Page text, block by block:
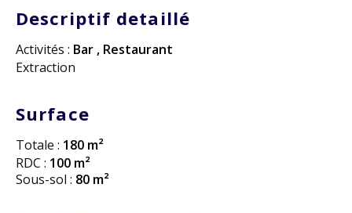
Descriptif detaillé
Activités : Bar , Restaurant
Extraction
Surface
Totale : 180 m²
RDC : 100 m²
Sous-sol : 80 m²